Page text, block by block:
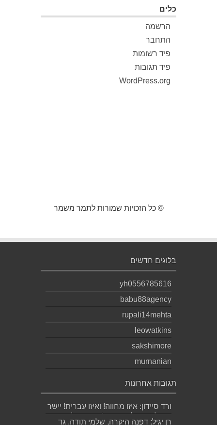
כלים
הרשמה
התחבר
פיד רשומות
פיד תגובות
WordPress.org
© כל הזכויות שמורות לתמר משמר
בלוגים חדשים
yh0556785616
babu88agency
rupali14mehta
leowatkins
sakshimore
murnanian
תגובות אחרונות
ורד סיידון: איזו מחווה! ואיזו עברית! יישר
כוח לכותב ולאהובתו :) שבת שלום...
רן יגיל: דפנה היקרה, שלמי תודה. גד